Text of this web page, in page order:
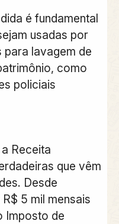
é fundamental
usadas por
para lavagem de
como
policiais
Receita
que vêm
Desde
5 mil mensais
Imposto de